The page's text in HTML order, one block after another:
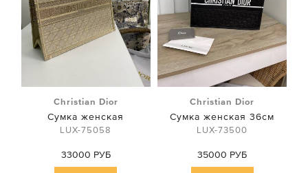
Christian Dior
Сумка женская
LUX-75058
33000 РУБ
Christian Dior
Сумка женская 36см
LUX-73500
35000 РУБ